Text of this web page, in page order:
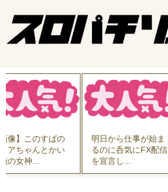
像】このすばの
アちゃんとかい
の女神...
明日から仕事が始ま
るのに呑気にFX配信
を宣言し...